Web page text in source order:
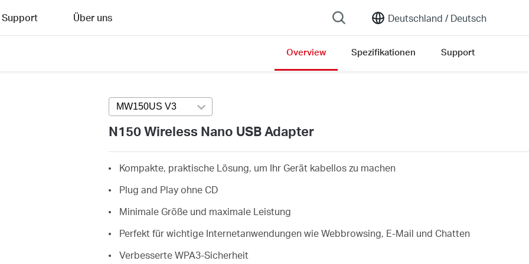
Deutschland / Deutsch
Support Über uns
Overview Spezifikationen Support
MW150US V3Press enter to open version list
N150 Wireless Nano USB Adapter
Kompakte, praktische Lösung, um Ihr Gerät kabellos zu machen
Plug and Play ohne CD
Minimale Größe und maximale Leistung
Perfekt für wichtige Internetanwendungen wie Webbrowsing, E-Mail und Chatten
Verbesserte WPA3-Sicherheit